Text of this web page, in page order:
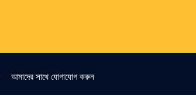
আমাদের সাথে যোগাযোগ করুন